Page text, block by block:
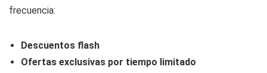
frecuencia:
Descuentos flash
Ofertas exclusivas por tiempo limitado